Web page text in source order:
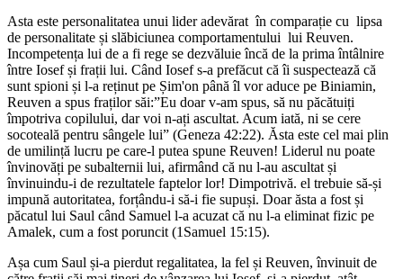
Asta este personalitatea unui lider adevărat în comparație cu lipsa
de personalitate și slăbiciunea comportamentului lui Reuven.
Incompetența lui de a fi rege se dezvăluie încă de la prima întâlnire
între Iosef și frații lui. Când Iosef s-a prefăcut că îi suspectează că
sunt spioni și l-a reținut pe Șim'on până îl vor aduce pe Biniamin,
Reuven a spus fraților săi:”Eu doar v-am spus, să nu păcătuiți
împotriva copilului, dar voi n-ați ascultat. Acum iată, ni se cere
socoteală pentru sângele lui” (Geneza 42:22). Ăsta este cel mai plin
de umilință lucru pe care-l putea spune Reuven! Liderul nu poate
învinovăți pe subalternii lui, afirmând că nu l-au ascultat și
învinuindu-i de rezultatele faptelor lor! Dimpotrivă. el trebuie să-și
impună autoritatea, forțându-i să-i fie supuși. Doar ăsta a fost și
păcatul lui Saul când Samuel l-a acuzat că nu l-a eliminat fizic pe
Amalek, cum a fost poruncit (1Samuel 15:15).
Așa cum Saul și-a pierdut regalitatea, la fel și Reuven, învinuit de